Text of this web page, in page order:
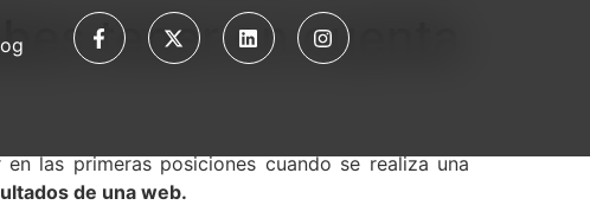
tener en cuenta
las primeras posiciones cuando se realiza una
de una web.